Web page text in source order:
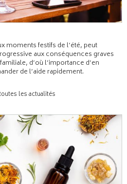
moments festifs de l’été, peut
aux conséquences graves
d’où l’importance d’en
de l’aide rapidement.
les actualités